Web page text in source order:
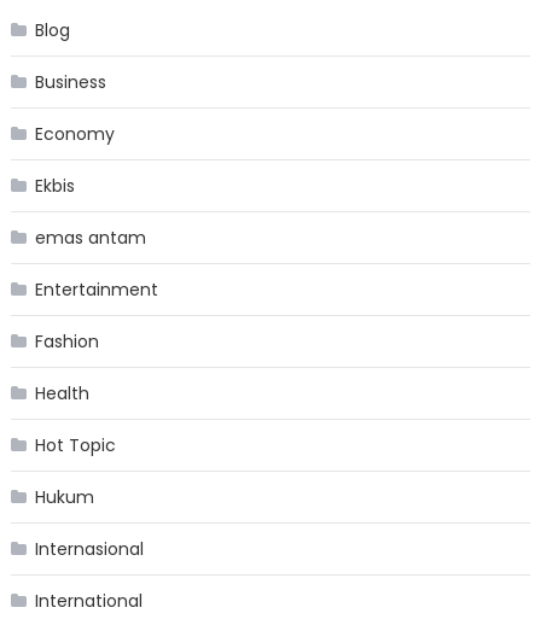
Blog
Business
Economy
Ekbis
emas antam
Entertainment
Fashion
Health
Hot Topic
Hukum
Internasional
International